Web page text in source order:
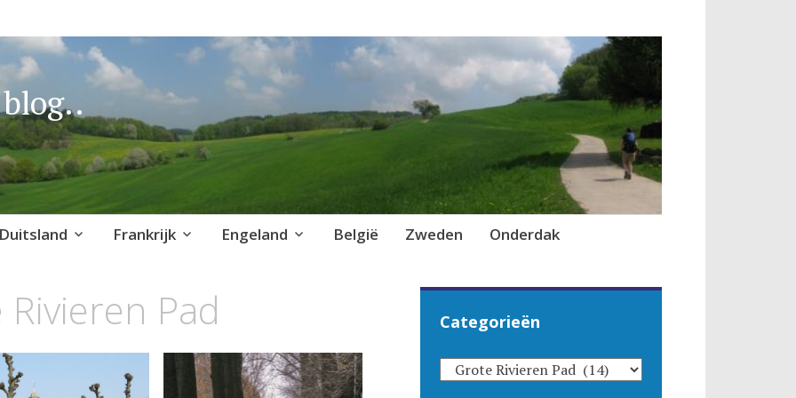
Duitsland Frankrijk Engeland België Zweden Onderdak
Pad Categorieën
CATEGORIEËN